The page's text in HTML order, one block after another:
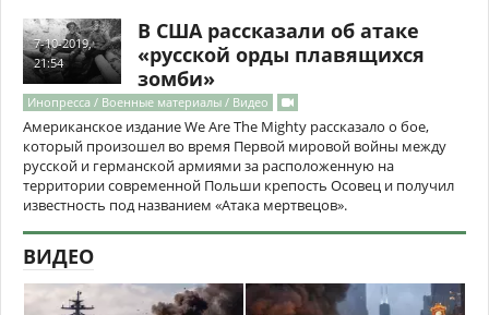
7-10-2019,
21:54
В США рассказали об атаке
«русской орды плавящихся
зомби»
Инопресса / Военные материалы / Видео
Американское издание We Are The Mighty рассказало о бое,
который произошел во время Первой мировой войны между
русской и германской армиями за расположенную на
территории современной Польши крепость Осовец и получил
известность под названием «Атака мертвецов».
ВИДЕО